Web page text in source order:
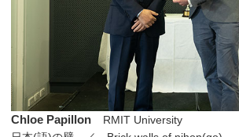
Chloe Papillon
RMIT University